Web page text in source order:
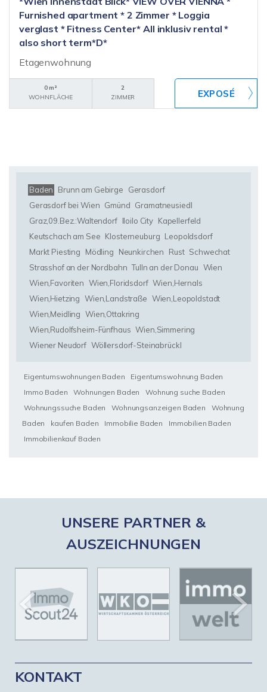
Furnished apartment * 2 Zimmer * Loggia
verglast * Fitness Center* All inklusiv rental *
also short term*D*
Etagenwohnung
0 m²
WOHNFLÄCHE
2
ZIMMER
Baden Brunn am Gebirge
Gerasdorf
Gerasdorf bei Wien Gmünd Gramatneusiedl
Graz,09.Bez.:Waltendorf Iloilo City Kapellerfeld
Keutschach am See Klosterneuburg Leopoldsdorf
Markt Piesting
Mödling Neunkirchen Rust Schwechat
Strasshof an der Nordbahn Tulln an der Donau Wien
Wien,Favoriten Wien,Floridsdorf Wien,Hernals
Wien,Hietzing Wien,Landstraße Wien,Leopoldstadt
Wien,Meidling Wien,Ottakring
Wien,Rudolfsheim-Fünfhaus Wien,Simmering
Wiener Neudorf Wöllersdorf-Steinabrückl
Eigentumswohnungen Baden
Eigentumswohnung Baden
Immo Baden
Wohnungen Baden
Wohnung suche Baden
Wohnungssuche Baden
Wohnungsanzeigen Baden
Wohnung
Baden
kaufen Baden Immobilie Baden
Immobilien Baden
Immobilienkauf Baden
UNSERE PARTNER &
AUSZEICHNUNGEN
KONTAKT